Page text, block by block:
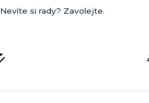
Nevíte si rady? Zavolejte.